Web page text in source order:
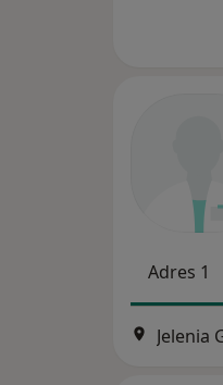
Adres 1
Jelenia